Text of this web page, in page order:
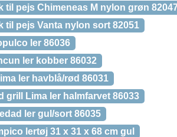
til pejs Chimeneas M nylon grøn
til pejs Vanta nylon sort 82051
ler 86036
ler kobber 86032
ler havblå/rød 86031
grill Lima ler halmfarvet 86033
ler gul/sort 86035
lertøj 31 x 31 x 68 cm gul